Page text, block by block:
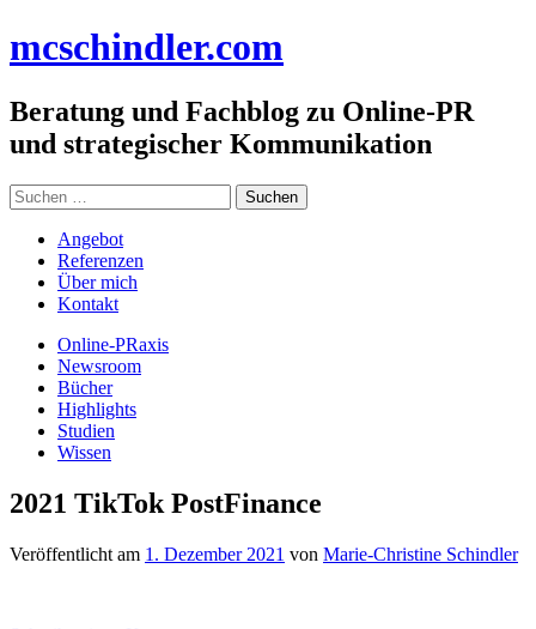
Inhalt
mcschindler.com
Beratung und Fachblog zu Online-PR
und strategischer Kommunikation
Suchen
nach:
Angebot
Referenzen
Über mich
Kontakt
Online-PRaxis
Newsroom
Bücher
Highlights
Studien
Wissen
2021 TikTok PostFinance
Veröffentlicht am 1. Dezember 2021 von Marie-Christine Schindler